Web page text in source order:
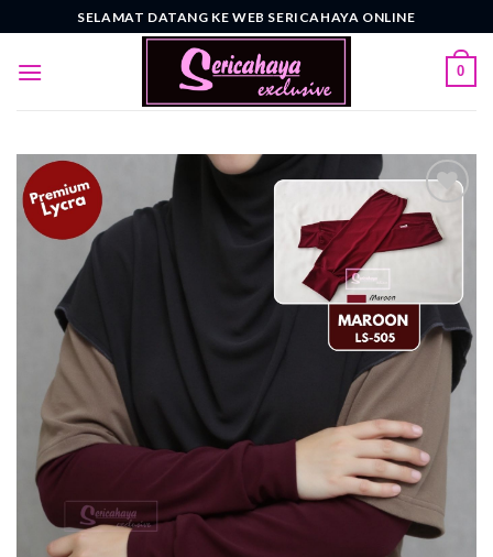
to
content
SELAMAT DATANG KE WEB SERICAHAYA ONLINE
0
Add to
wishlist